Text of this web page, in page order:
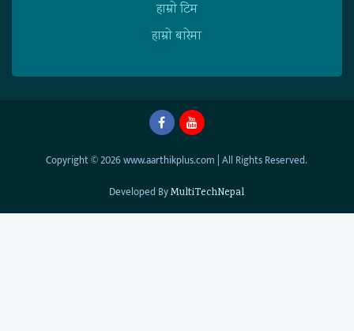
हाम्राे टिम
हाम्राे बारेमा
Copyright © 2026 www.aarthikplus.com | All Rights Reserved.
Developed ByMultiTechNepal